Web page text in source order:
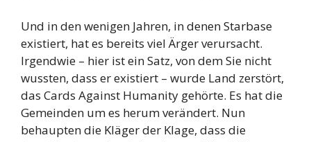
Und in den wenigen Jahren, in denen Starbase
existiert, hat es bereits viel Ärger verursacht.
Irgendwie – hier ist ein Satz, von dem Sie nicht
wussten, dass er existiert – wurde Land zerstört,
das Cards Against Humanity gehörte. Es hat die
Gemeinden um es herum verändert. Nun
behaupten die Kläger der Klage, dass die